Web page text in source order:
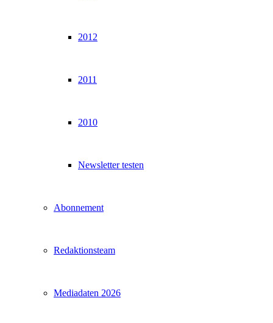
2012
2011
2010
Newsletter testen
Abonnement
Redaktionsteam
Mediadaten 2026